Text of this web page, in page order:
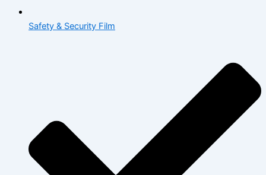
Safety & Security Film